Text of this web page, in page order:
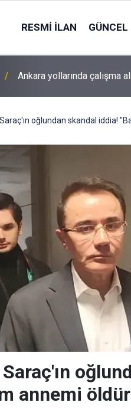
RESMI İLAN GÜNCEL
Ankara yollarında çalışma
oğlundan skandal iddia!
annemi